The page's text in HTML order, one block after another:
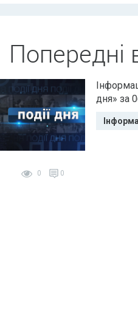
Попередні
0 0
дня» за